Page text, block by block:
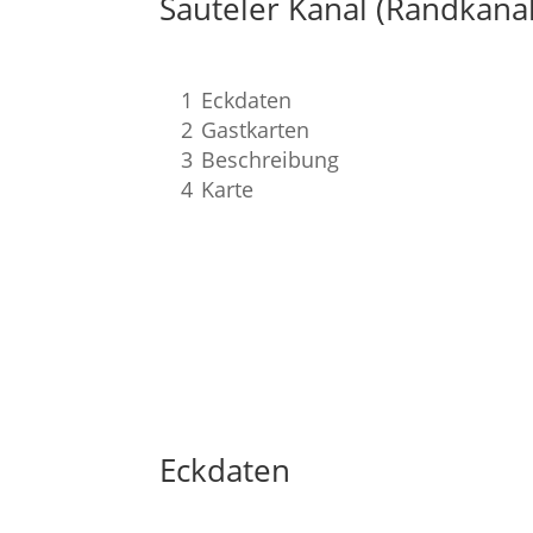
1 Eckdaten
2 Gastkarten
3 Beschreibung
4 Karte
Eckdaten